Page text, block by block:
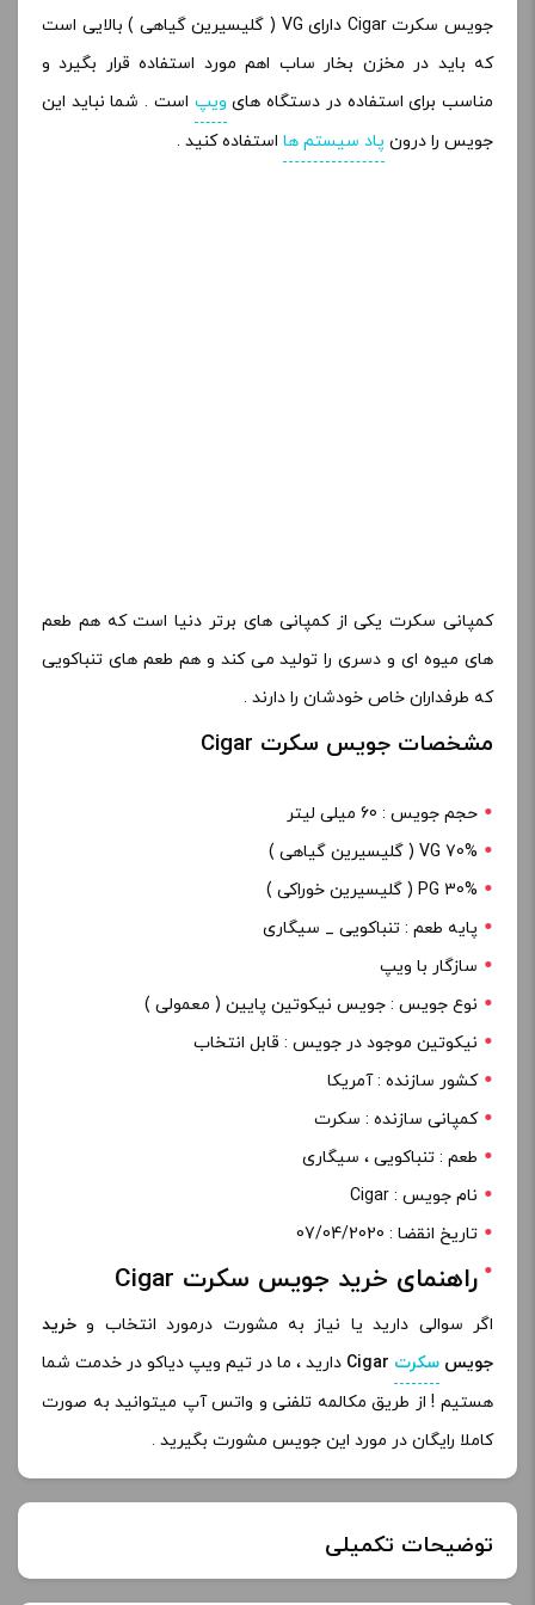
جویس سکرت Cigar دارای VG ( گلیسیرین گیاهی ) بالایی است
که باید در مخزن بخار ساب اهم مورد استفاده قرار بگیرد و
مناسب برای استفاده در دستگاه های ویپ است . شما نباید این
جویس را درون پاد سیستم ها استفاده کنید .
کمپانی سکرت یکی از کمپانی های برتر دنیا است که هم طعم
های میوه ای و دسری را تولید می کند و هم طعم های تنباکویی
که طرفداران خاص خودشان را دارند .
مشخصات جویس سکرت Cigar
حجم جویس : 60 میلی لیتر
70% VG ( گلیسیرین گیاهی )
PG 30% ( گلیسیرین خوراکی )
پایه طعم : تنباکویی _ سیگاری
سازگار با ویپ
نوع جویس : جویس نیکوتین پایین ( معمولی )
نیکوتین موجود در جویس : قابل انتخاب
کشور سازنده : آمریکا
کمپانی سازنده : سکرت
طعم : تنباکویی ، سیگاری
نام جویس : Cigar
تاریخ انقضا : 07/04/2020
راهنمای خرید جویس سکرت Cigar
اگر سوالی دارید یا نیاز به مشورت درمورد انتخاب و خرید
جویس سکرت
دارید ، ما در تیم ویپ دیاکو در خدمت شما
هستیم ! از طریق مکالمه تلفنی و واتس آپ میتوانید به صورت
کاملا رایگان در مورد این جویس مشورت بگیرید .
توضیحات تکمیلی